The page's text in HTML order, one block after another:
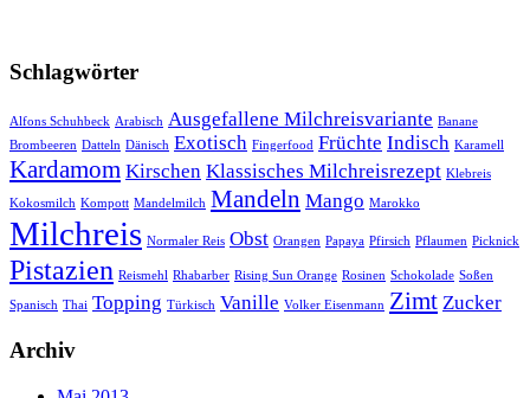
Schlagwörter
Alfons Schuhbeck Arabisch Ausgefallene Milchreisvariante Banane
Brombeeren Datteln Dänisch Exotisch Fingerfood Früchte Indisch Karamell
Kardamom Kirschen Klassisches Milchreisrezept Klebreis
Kokosmilch Kompott Mandelmilch Mandeln Mango Marokko
Milchreis Normaler Reis Obst Orangen Papaya Pfirsich Pflaumen Picknick
Pistazien Reismehl Rhabarber Rising Sun Orange Rosinen Schokolade Soßen
Spanisch Thai Topping Türkisch Vanille Volker Eisenmann Zimt Zucker
Archiv